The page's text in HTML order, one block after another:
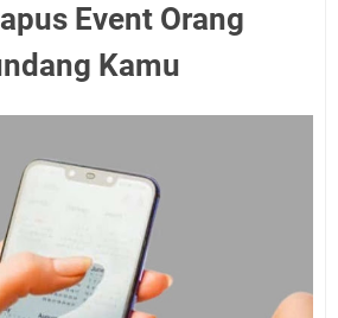
Event Orang
Kamu